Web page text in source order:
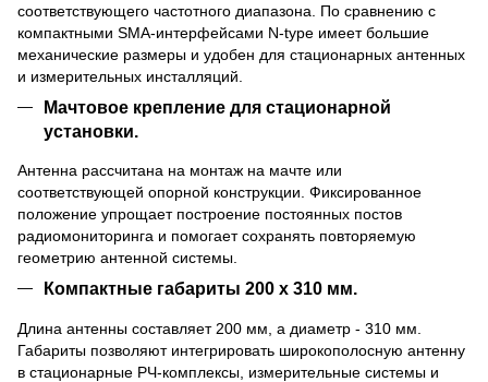
соответствующего частотного диапазона. По сравнению с
компактными SMA-интерфейсами N-type имеет большие
механические размеры и удобен для стационарных антенных
и измерительных инсталляций.
Мачтовое крепление для стационарной
установки.
Антенна рассчитана на монтаж на мачте или
соответствующей опорной конструкции. Фиксированное
положение упрощает построение постоянных постов
радиомониторинга и помогает сохранять повторяемую
геометрию антенной системы.
Компактные габариты 200 x 310 мм.
Длина антенны составляет 200 мм, а диаметр - 310 мм.
Габариты позволяют интегрировать широкополосную антенну
в стационарные РЧ-комплексы, измерительные системы и